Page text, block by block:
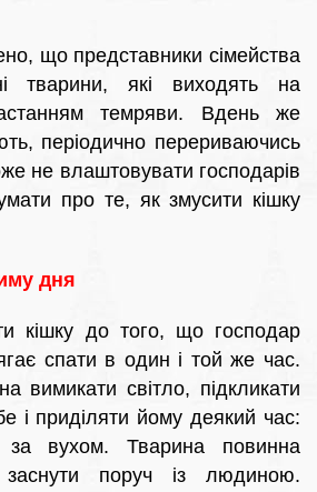
що представники сімейства
тварини, які виходять на
темряви. Вдень же
періодично перериваючись
не влаштовувати господарів
про те, як змусити кішку
дня
кішку до того, що господар
спати в один і той же час.
вимикати світло, підкликати
і приділяти йому деякий час:
за вухом. Тварина повинна
заснути поруч із людиною.